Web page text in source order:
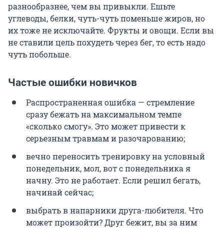
разнообразнее, чем вы привыкли. Ешьте
углеводы, белки, чуть-чуть поменьше жиров, но
их тоже не исключайте. Фрукты и овощи. Если вы
не ставили цель похудеть через бег, то есть надо
чуть побольше.
Частые ошибки новичков
Распространенная ошибка — стремление
сразу бежать на максимальном темпе
«сколько смогу». Это может привести к
серьезным травмам и разочарованию;
вечно переносить тренировку на условный
понедельник, мол, вот с понедельника я
начну. Это не работает. Если решил бегать,
начинай сейчас;
выбрать в напарники друга-любителя. Что
может произойти? Друг бежит, вы за ним